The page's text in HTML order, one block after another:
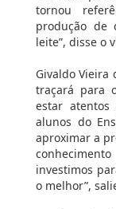
tornou
produção de
leite”, disse o
Givaldo Vieira
traçará para
estar atentos
alunos do
aproximar a
investimos
o melhor”,